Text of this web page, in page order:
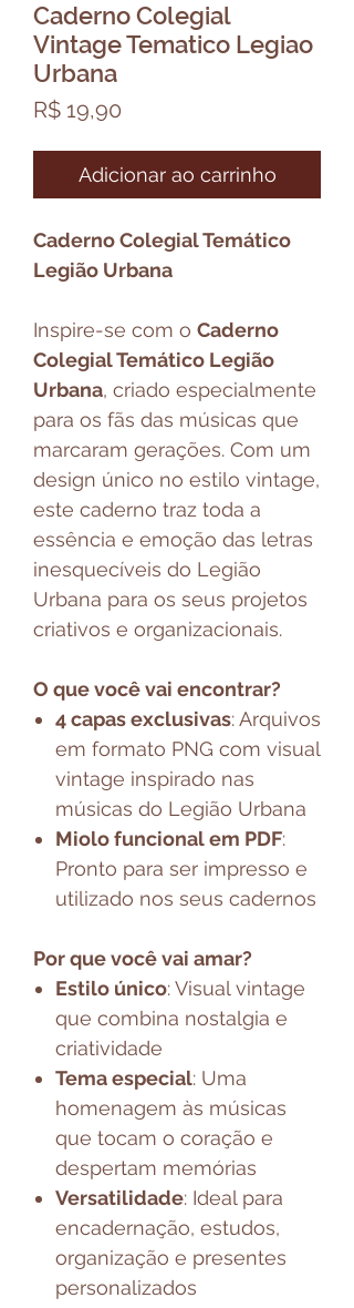
Caderno Colegial
Vintage Tematico Legiao
Urbana
R$ 19,90
Adicionar ao carrinho
Caderno Colegial Temático
Legião Urbana
Inspire-se com o Caderno
Colegial Temático Legião
Urbana, criado especialmente
para os fãs das músicas que
marcaram gerações. Com um
design único no estilo vintage,
este caderno traz toda a
essência e emoção das letras
inesquecíveis do Legião
Urbana para os seus projetos
criativos e organizacionais.
O que você vai encontrar?
4 capas exclusivas: Arquivos
em formato PNG com visual
vintage inspirado nas
músicas do Legião Urbana
Miolo funcional em PDF:
Pronto para ser impresso e
utilizado nos seus cadernos
Por que você vai amar?
Estilo único: Visual vintage
que combina nostalgia e
criatividade
Tema especial: Uma
homenagem às músicas
que tocam o coração e
despertam memórias
Versatilidade: Ideal para
encadernação, estudos,
organização e presentes
personalizados